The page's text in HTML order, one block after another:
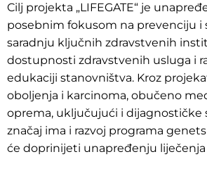
Cilj projekta „LIFEGATE“ je
posebnim fokusom na prevenciju i
saradnju ključnih zdravstvenih
dostupnosti zdravstvenih usluga i
edukaciji stanovništva. Kroz
oboljenja i karcinoma, obučeno
oprema, uključujući i dijagnostičke
značaj ima i razvoj programa
će doprinijeti unapređenju